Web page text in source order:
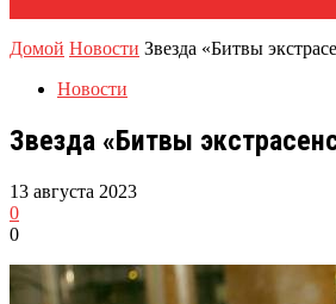
Домой Новости Звезда «Битвы
Новости
Звезда «Битвы
13 августа 2023
0
0